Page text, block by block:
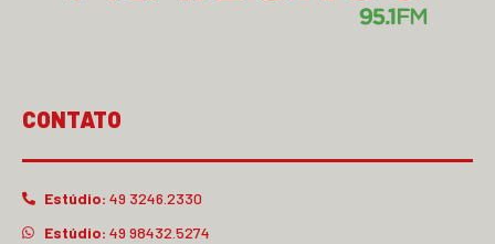
CONTATO
Estúdio: 49 3246.2330
Estúdio: 49 98432.5274